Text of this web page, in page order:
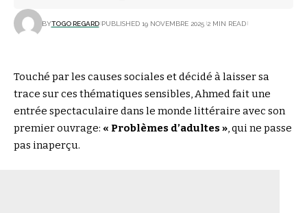
BYTOGO REGARD PUBLISHED 19 NOVEMBRE 2025 2 MIN READ
Touché par les causes sociales et décidé à laisser sa
trace sur ces thématiques sensibles, Ahmed fait une
entrée spectaculaire dans le monde littéraire avec son
premier ouvrage: « Problèmes d’adultes », qui ne passe
pas inaperçu.